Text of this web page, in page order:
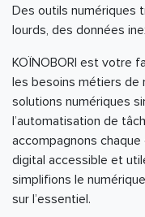
Des outils numériques
lourds, des données
KOÏNOBORI est votre
les besoins métiers de
solutions numériques
l’automatisation de
accompagnons
digital accessible et
simplifions le
sur l’essentiel.